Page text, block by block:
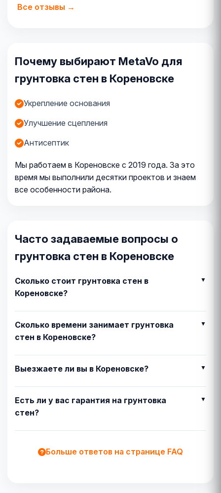
Все отзывы →
Почему выбирают MetaVo для
грунтовка стен в Кореновске
Укрепление основания
Улучшение сцепления
Антисептик
Мы работаем в Кореновске с 2019 года. За это
время мы выполнили десятки проектов и знаем
все особенности района.
Часто задаваемые вопросы о
грунтовка стен в Кореновске
Сколько стоит грунтовка стен в
Кореновске?
Сколько времени занимает грунтовка
стен в Кореновске?
Выезжаете ли вы в Кореновске?
Есть ли у вас гарантия на грунтовка
стен?
Больше ответов на странице FAQ